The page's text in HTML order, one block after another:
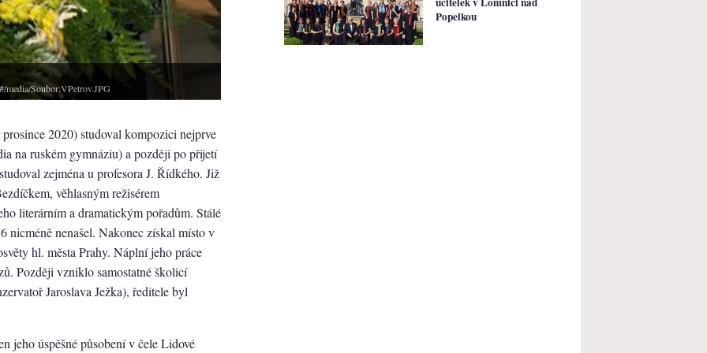
Soubor:VPetrov.JPG
2020) studoval kompozici nejprve
na ruském gymnáziu) a později po přijetí
zejména u profesora J. Řídkého. Již
věhlasným režisérem
literárním a dramatickým pořadům. Stálé
nicméně nenašel. Nakonec získal místo v
hl. města Prahy. Náplní jeho práce
Později vzniklo samostatné školicí
Jaroslava Ježka), ředitele byl
jeho úspěšné působení v čele Lidové
Popelkou